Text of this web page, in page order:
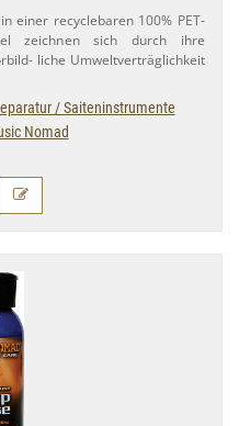
einer recyclebaren 100% PET-​
zeichnen sich durch ihre
liche Umweltverträglichkeit
/ Saiteninstrumente
Nomad